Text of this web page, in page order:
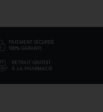
PAIEMENT SÉCURISÉ
100% GARANTI
RETRAIT GRATUIT
À LA PHARMACIE